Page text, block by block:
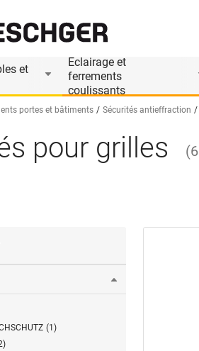
et
Eclairage et
ferrements
coulissants
(FR)
portes et bâtiments Sécurités antieffraction
pour grilles (6
(1)